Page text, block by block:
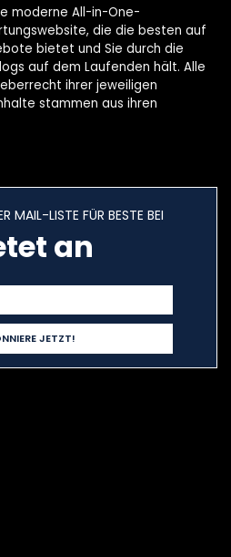
moderne All-in-One-
die die besten auf
bietet und Sie durch die
auf dem Laufenden hält. Alle
ihrer jeweiligen
stammen aus ihren
MAIL-LISTE FÜR BESTE BEI
an